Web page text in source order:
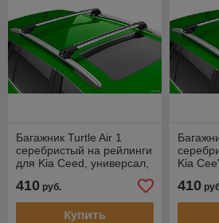
Багажник Turtle Air 1
серебристый на рейлинги
для Kia Ceed, универсал,
410 руб.
Купить
Kia
410